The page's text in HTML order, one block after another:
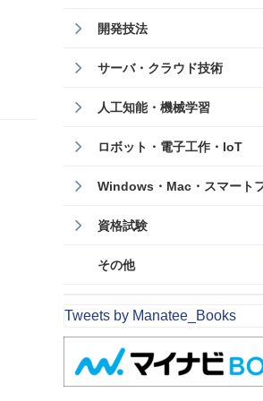
開発技法
サーバ・クラウド技術
人工知能・機械学習
ロボット・電子工作・IoT
Windows・Mac・スマート
資格試験
その他
Tweets by Manatee_Books